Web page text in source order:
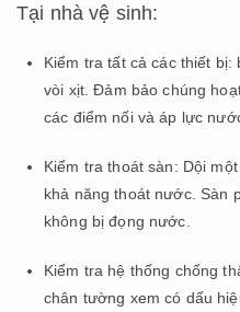
Tại nhà vệ sinh:
Kiểm tra tất cả các thiết bị:
vòi xịt. Đảm bảo chúng
các điểm nối và áp lực
Kiểm tra thoát sàn: Dội
khả năng thoát nước. Sàn
không bị đọng nước.
Kiểm tra hệ thống chống
chân tường xem có dấu